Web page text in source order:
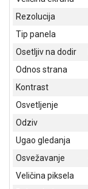
FOTOAPARATI
I KAMERE
GPS
NAVIGACIJE
NADZOR I
SIGURNOSNA
SOFTWARE
KABLOVI I
Rezolucija
Tip panela
Osetljiv na dodir
Odnos strana
Kontrast
Osvetljenje
Odziv
Ugao gledanja
Osvežavanje
Veličina piksela